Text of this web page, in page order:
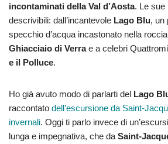
incontaminati della Val d’Aosta. Le sue
descrivibili: dall’incantevole Lago Blu, un
specchio d’acqua incastonato nella
Ghiacciaio di Verrae a celebri
e il Polluce.
Ho già avuto modo di parlarti del Lago
raccontato dell’escursione da Saint-
invernali. Oggi ti parlo invece di
lunga e impegnativa, che da Saint-